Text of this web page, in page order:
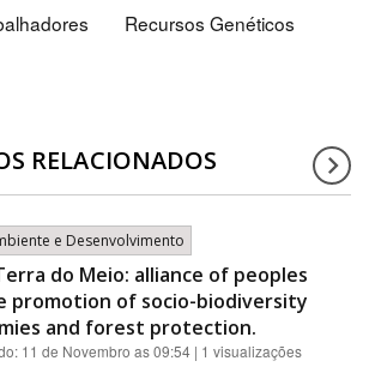
Recursos Genéticos
RELACIONADOS
e Desenvolvimento
do Meio: alliance of peoples
promotion of socio-biodiversity
and forest protection.
11 de Novembro as 09:54 | 1 visualizações